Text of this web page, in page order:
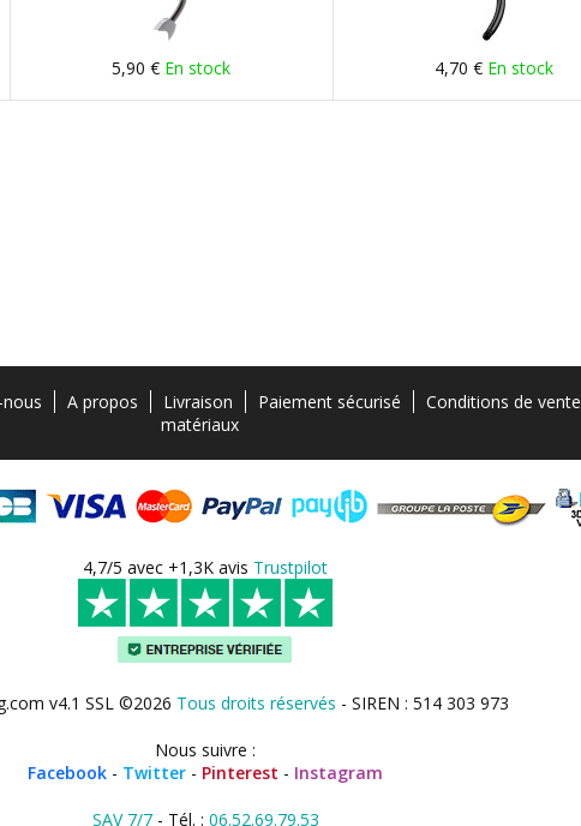
5,90 € En stock 4,70 € En stock
A propos Livraison Paiement sécurisé Conditions de vente
matériaux
4,7/5 avec +1,3K avis Trustpilot
v4.1 SSL ©2026 Tous droits réservés - SIREN : 514 303 973
Nous suivre :
Facebook - Twitter - Pinterest - Instagram
SAV 7/7- Tél. : 06.52.69.79.53